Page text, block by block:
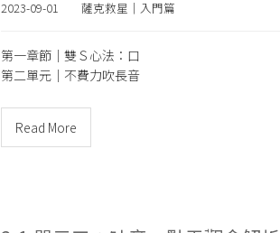
2023-09-01 薩克救星｜入門篇
第一章節｜雙Ｓ心法：口
第二單元｜ 不費力吹長音
Read More